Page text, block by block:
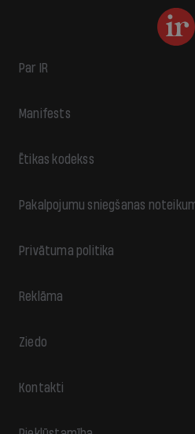
Par IR
Manifests
Ētikas kodekss
Pakalpojumu sniegšanas
Privātuma politika
Reklāma
Ziedo
Kontakti